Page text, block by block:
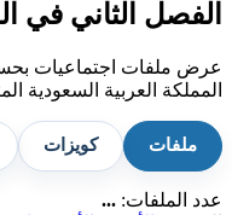
الفصل الثاني في
عرض ملفات اجتماعيات
المملكة العربية السعودية
ملفات كويزات
عدد الملفات: ...